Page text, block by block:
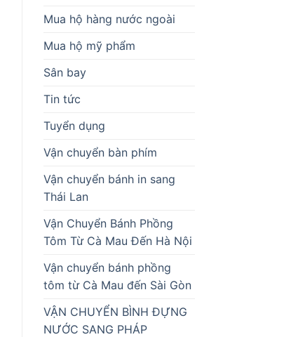
Mua hộ hàng nước ngoài
Mua hộ mỹ phẩm
Sân bay
Tin tức
Tuyển dụng
Vận chuyển bàn phím
Vận chuyển bánh in sang
Thái Lan
Vận Chuyển Bánh Phồng
Tôm Từ Cà Mau Đến Hà Nội
Vận chuyển bánh phồng
tôm từ Cà Mau đến Sài Gòn
VẬN CHUYỂN BÌNH ĐỰNG
NƯỚC SANG PHÁP